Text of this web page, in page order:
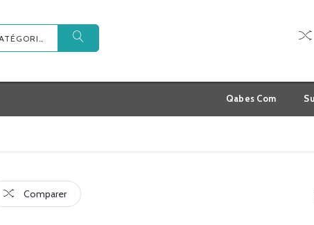
TOUTES CATÉGORIES
Qabes Com
Comparer